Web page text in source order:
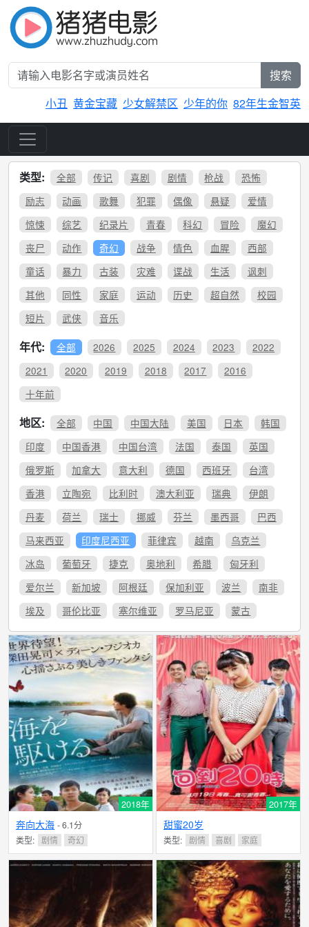
搜索
小丑 黄金宝藏 少女解禁区 少年的你 82年生金智英
类型: 全部 传记 喜剧 剧情 枪战
恐怖
励志
动画 歌舞 犯罪 偶像 悬疑
爱情
惊悚
综艺 纪录片 青春 科幻 冒险
魔幻
丧尸
动作 奇幻 战争 情色 血腥
西部
童话
暴力 古装 灾难 谍战 生活
讽刺
其他
同性 家庭 运动 历史 超自然
校园
短片
武侠 音乐
年代: 全部 2026 2025 2024 2023
2022
2021
2020 2019 2018 2017
2016
十年前
地区: 全部 中国 中国大陆 美国 日本
韩国
印度
中国香港 中国台湾 法国 泰国
英国
俄罗斯
加拿大 意大利 德国 西班牙
台湾
香港
立陶宛 比利时 澳大利亚 瑞典
伊朗
丹麦
荷兰 瑞士 挪威 芬兰 墨西哥
巴西
马来西亚
印度尼西亚 菲律宾 越南
乌克兰
冰岛
葡萄牙 捷克 奥地利 希腊
匈牙利
爱尔兰
新加坡 阿根廷 保加利亚 波兰
南非
埃及
哥伦比亚 塞尔维亚 罗马尼亚 蒙古
2018年
奔向大海 - 6.1分
类型: 剧情 奇幻
2017年
甜蜜20岁
类型: 剧情 喜剧 家庭